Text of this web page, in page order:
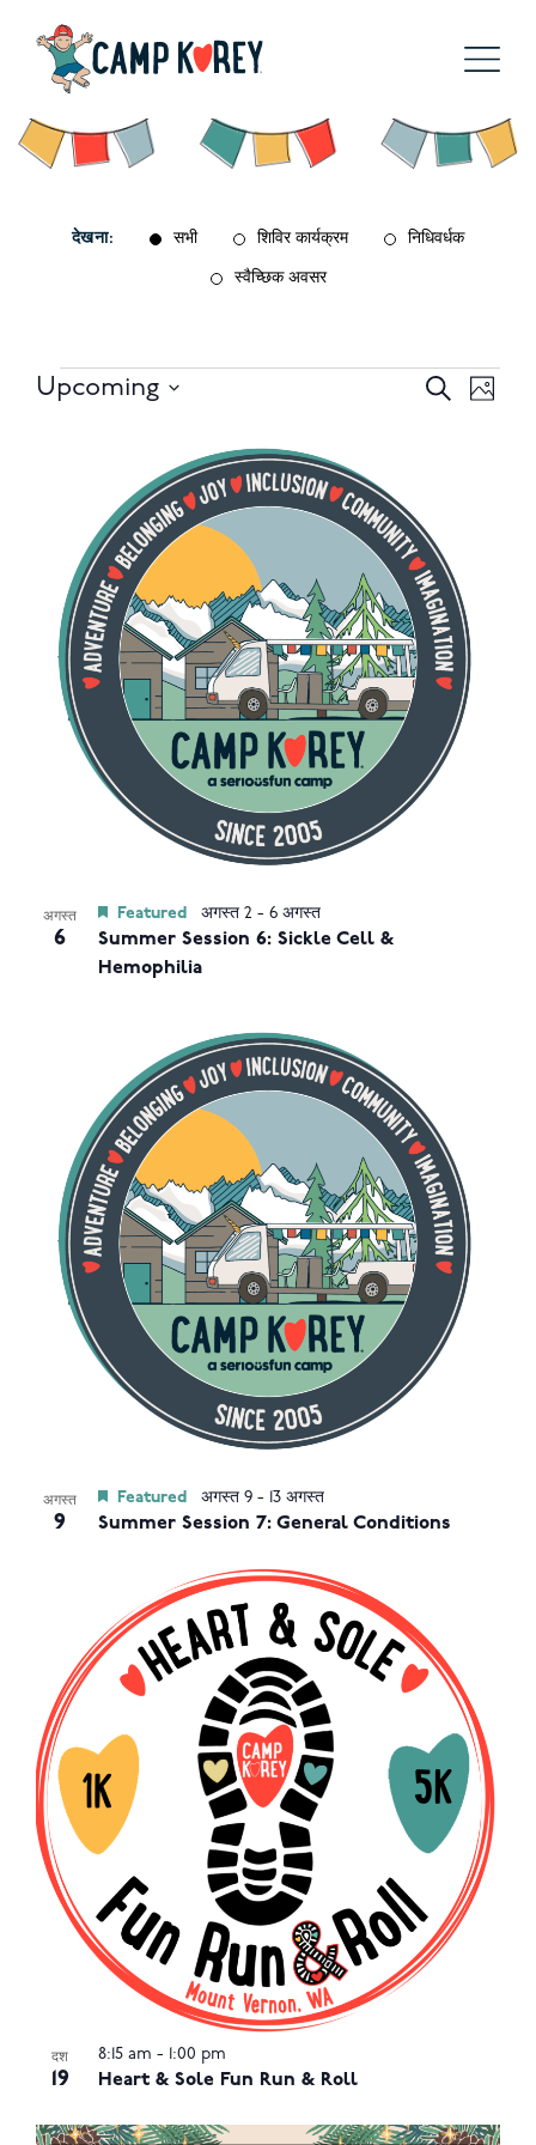
देखना: सभी शिविर कार्यक्रम निधिवर्धक
स्वैच्छिक अवसर
आयोजन
आयोजन
नेविगेशन
खोज
तस्वीर
Upcoming
events
Photo
View
अगस्त
6
Summer Session 6: Sickle Cell &
Hemophilia
Featured अगस्त 2 - 6 अगस्त
अगस्त
9 Summer Session 7: General Conditions
Featured अगस्त 9 - 13 अगस्त
दश
19 Heart & Sole Fun Run & Roll
8:15 am - 1:00 pm